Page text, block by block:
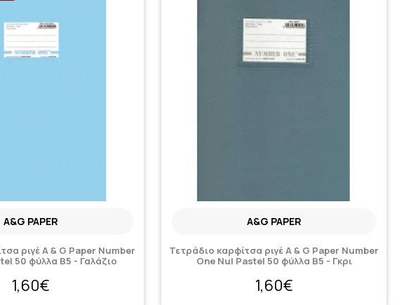
A&G PAPER
ριγέ A & G Paper Number
50 φύλλα Β5 - Γαλάζιο
1,60€
A&G PAPER
Τετράδιο καρφίτσα ριγέ A & G Paper Number
One Nul Pastel 50 φύλλα Β5 - Γκρι
1,60€